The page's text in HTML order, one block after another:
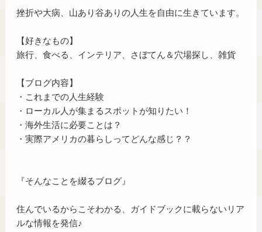
挫折や大病、山あり谷ありの人生を自由に生きています。
【好きなもの】
旅行、食べる、インテリア、さぼてん＆穴場探し、雑貨
【ブログ内容】
・これまでの人生経験
・ローカル人が集まるスポットが知りたい！
・海外生活に必要ことは？
・実際アメリカの暮らしってどんな感じ？？
『そんなことを綴るブログ』
住んでいるからこそわかる、ガイドブックに載らないリア
ルな情報を発信♪